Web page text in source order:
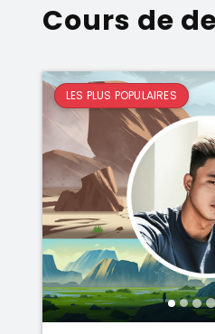
Cours de
LES PLUS POPULAIRES